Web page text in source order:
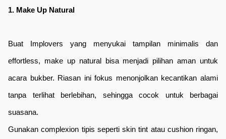
1. Make Up Natural
Buat Implovers yang menyukai tampilan minimalis dan
effortless, make up natural bisa menjadi pilihan aman untuk
acara bukber. Riasan ini fokus menonjolkan kecantikan alami
tanpa terlihat berlebihan, sehingga cocok untuk berbagai
suasana.
Gunakan complexion tipis seperti skin tint atau cushion ringan,